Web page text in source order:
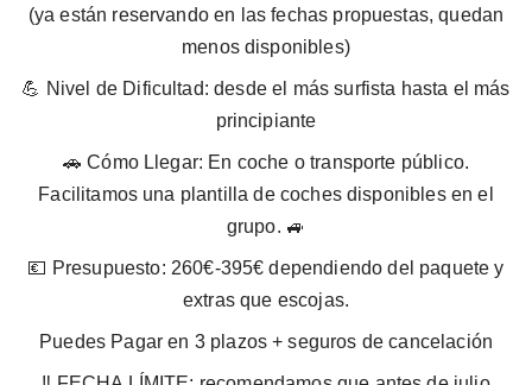
(ya están reservando en las fechas propuestas, quedan
menos disponibles)
💪 Nivel de Dificultad: desde el más surfista hasta el más
principiante
🚗 Cómo Llegar: En coche o transporte público.
Facilitamos una plantilla de coches disponibles en el
grupo. 🚙
💶 Presupuesto: 260€-395€ dependiendo del paquete y
extras que escojas.
⁠Puedes Pagar en 3 plazos + seguros de cancelación